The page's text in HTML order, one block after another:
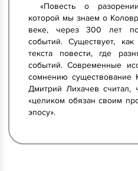
«Повесть о
которой мы знаем о
веке, через 300 лет
событий. Существует,
текста повести, где
событий. Современные
сомнению существование
Дмитрий Лихачев считал,
«целиком обязан своим
эпосу».